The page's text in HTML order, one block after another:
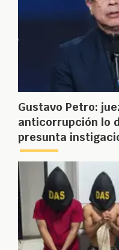
Gustavo Petro:
anticorrupción lo
presunta